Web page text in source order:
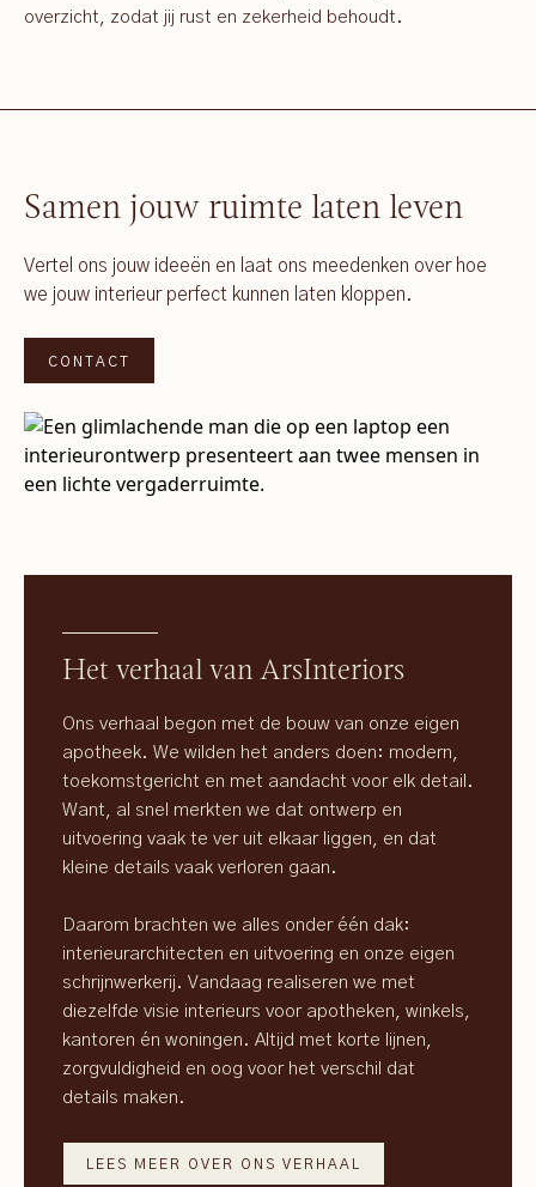
overzicht, zodat jij rust en zekerheid behoudt.
Samen jouw ruimte laten leven
Vertel ons jouw ideeën en laat ons meedenken over hoe
we jouw interieur perfect kunnen laten kloppen.
CONTACT
Het verhaal van ArsInteriors
Ons verhaal begon met de bouw van onze eigen
apotheek. We wilden het anders doen: modern,
toekomstgericht en met aandacht voor elk detail.
Want, al snel merkten we dat ontwerp en
uitvoering vaak te ver uit elkaar liggen, en dat
kleine details vaak verloren gaan.
Daarom brachten we alles onder één dak:
interieurarchitecten en uitvoering en onze eigen
schrijnwerkerij. Vandaag realiseren we met
diezelfde visie interieurs voor apotheken, winkels,
kantoren én woningen. Altijd met korte lijnen,
zorgvuldigheid en oog voor het verschil dat
details maken.
LEES MEER OVER ONS VERHAAL